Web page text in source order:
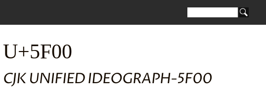
U+5F00
CJK UNIFIED IDEOGRAPH-5F00